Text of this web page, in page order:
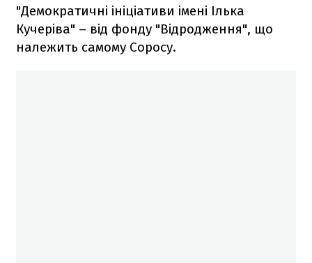
"Демократичні ініціативи імені Ілька
Кучеріва" – від фонду "Відродження", що
належить самому Соросу.